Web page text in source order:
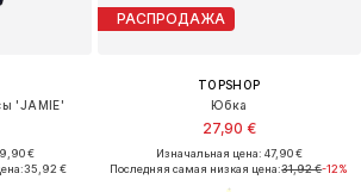
'JAMIE'
€
35,92 €
РАСПРОДАЖА
TOPSHOP
Юбка
27,90 €
Изначальная цена: 47,90 €
Последняя самая низкая цена:31,92 €-12%